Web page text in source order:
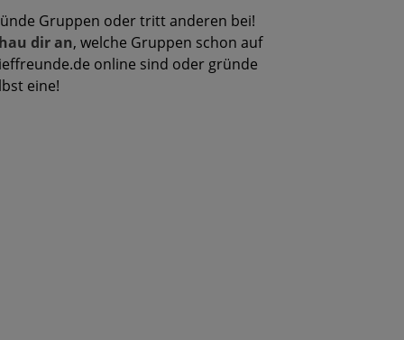
Gruppen oder tritt anderen bei!
dir an, welche Gruppen schon auf
online sind oder gründe
eine!